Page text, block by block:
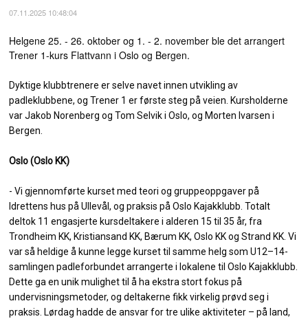
07.11.2025 10:48:04
Helgene 25. - 26. oktober og 1. - 2. november ble det arrangert
Trener 1-kurs Flattvann i Oslo og Bergen.
Dyktige klubbtrenere er selve navet innen utvikling av
padleklubbene, og Trener 1 er første steg på veien. Kursholderne
var Jakob Norenberg og Tom Selvik i Oslo, og Morten Ivarsen i
Bergen.
Oslo (Oslo KK)
- Vi gjennomførte kurset med teori og gruppeoppgaver på
Idrettens hus på Ullevål, og praksis på Oslo Kajakklubb. Totalt
deltok 11 engasjerte kursdeltakere i alderen 15 til 35 år, fra
Trondheim KK, Kristiansand KK, Bærum KK, Oslo KK og Strand KK. Vi
var så heldige å kunne legge kurset til samme helg som U12–14-
samlingen padleforbundet arrangerte i lokalene til Oslo Kajakklubb.
Dette ga en unik mulighet til å ha ekstra stort fokus på
undervisningsmetoder, og deltakerne fikk virkelig prøvd seg i
praksis. Lørdag hadde de ansvar for tre ulike aktiviteter – på land,